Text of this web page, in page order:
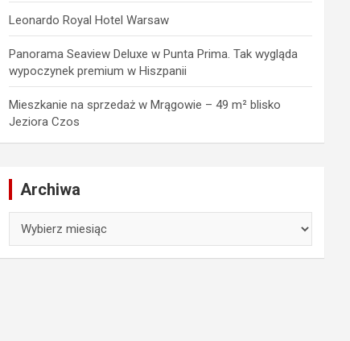
Leonardo Royal Hotel Warsaw
Panorama Seaview Deluxe w Punta Prima. Tak wygląda
wypoczynek premium w Hiszpanii
Mieszkanie na sprzedaż w Mrągowie – 49 m² blisko
Jeziora Czos
Archiwa